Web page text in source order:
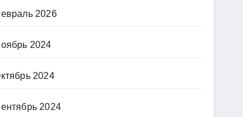
2026
2024
2024
2024